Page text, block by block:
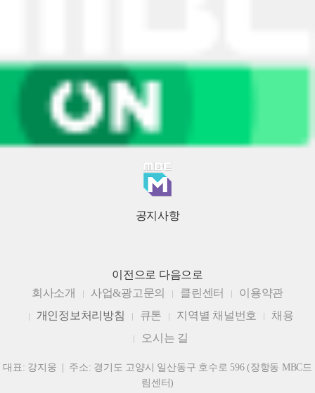
공지사항
이전으로 다음으로
회사소개
사업&광고문의 클린센터
이용약관
개인정보처리방침
큐톤 지역별 채널번호
채용
오시는 길
대표: 강지웅 | 주소: 경기도 고양시 일산동구 호수로 596 (장항동 MBC드
림센터)